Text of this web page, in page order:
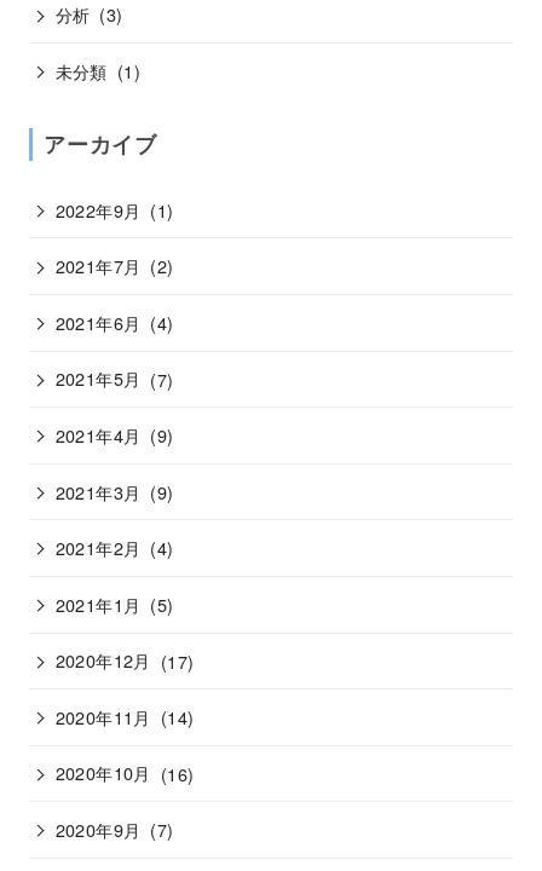
分析 (3)
未分類 (1)
アーカイブ
2022年9月 (1)
2021年7月 (2)
2021年6月 (4)
2021年5月 (7)
2021年4月 (9)
2021年3月 (9)
2021年2月 (4)
2021年1月 (5)
2020年12月 (17)
2020年11月 (14)
2020年10月 (16)
2020年9月 (7)